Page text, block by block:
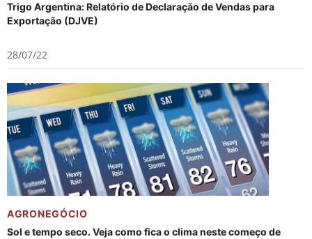
Trigo Argentina: Relatório de Declaração de Vendas para
Exportação (DJVE)
28/07/22
AGRONEGÓCIO
Sol e tempo seco. Veja como fica o clima neste começo de